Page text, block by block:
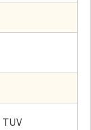
TUV